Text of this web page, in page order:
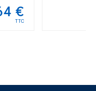
€
TTC